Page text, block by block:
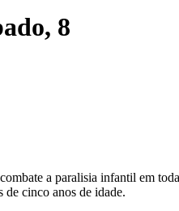
8
a paralisia infantil em
de cinco anos de idade.